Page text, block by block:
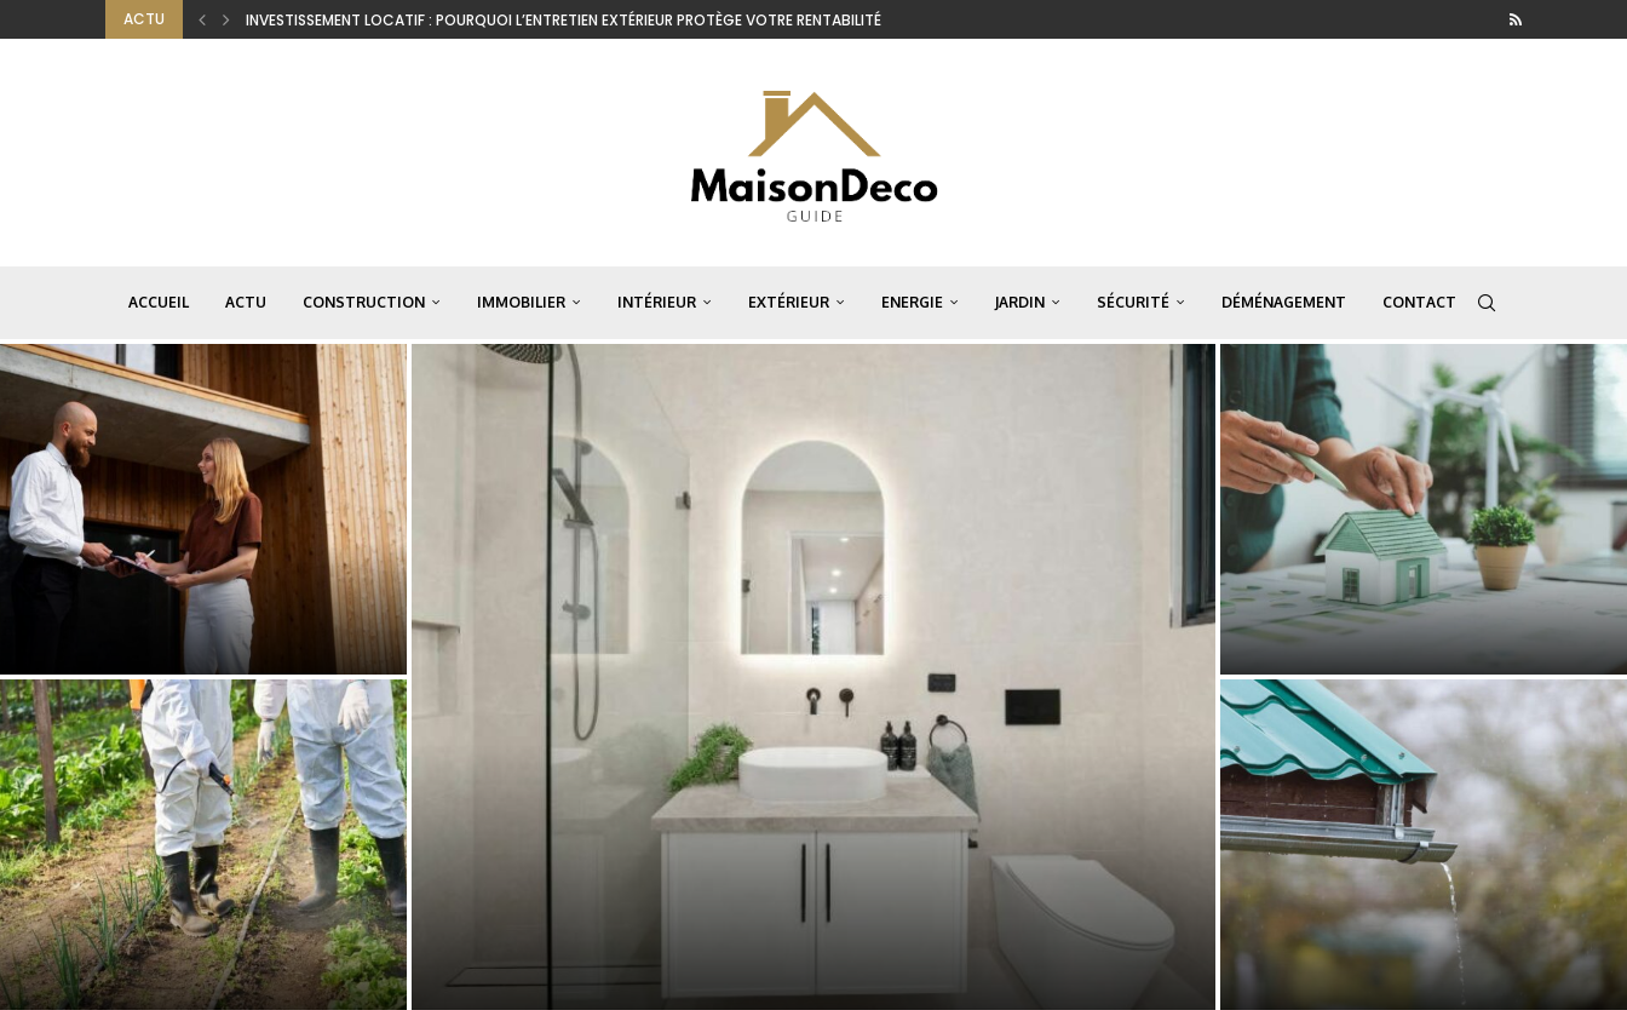
ACTU INVESTISSEMENT LOCATIF : POURQUOI L’ENTRETIEN EXTÉRIEUR PROTÈGE VOTRE RENTABILITÉ
ACCUEIL ACTU CONSTRUCTION IMMOBILIER INTÉRIEUR EXTÉRIEUR ENERGIE JARDIN SÉCURITÉ DÉMÉNAGEMENT CONTACT
Investissement locatif : pourquoi
l’entretien extérieur protège votre
rentabilité
04/08/2026
7 astuces naturelles pour protéger
ses cultures contre les limaces
parTiavina 02/08/2026
Comment installer un éclairage LED sous les
meubles de salle de bain...
9 vérifications indispensables avant
de signer un compromis de vente
Récupérer l’eau de pluie grâce à ses
gouttières : guide pratique
02/06/2026